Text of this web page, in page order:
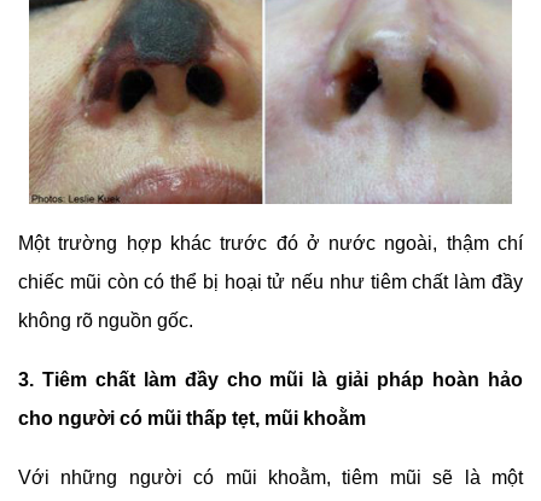
Một trường hợp khác trước đó ở nước ngoài, thậm chí
chiếc mũi còn có thể bị hoại tử nếu như tiêm chất làm đầy
không rõ nguồn gốc.
3. Tiêm chất làm đầy cho mũi là giải pháp hoàn hảo
cho người có mũi thấp tẹt, mũi khoằm
Với những người có mũi khoằm, tiêm mũi sẽ là một